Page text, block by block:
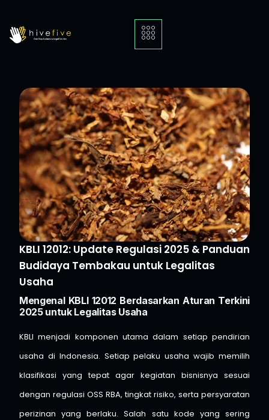
KBLI 12012: Update Regulasi 2025 & Panduan
Budidaya Tembakau untuk Legalitas
Usaha
Mengenal KBLI 12012 Berdasarkan Aturan Terkini
2025 untuk Legalitas Usaha
KBLI menjadi komponen utama dalam setiap pendirian
usaha di Indonesia. Setiap pelaku usaha wajib memilih
klasifikasi yang tepat agar kegiatan bisnisnya sesuai
dengan regulasi OSS RBA, tingkat risiko, serta persyaratan
perizinan yang berlaku. Salah satu kode yang sering